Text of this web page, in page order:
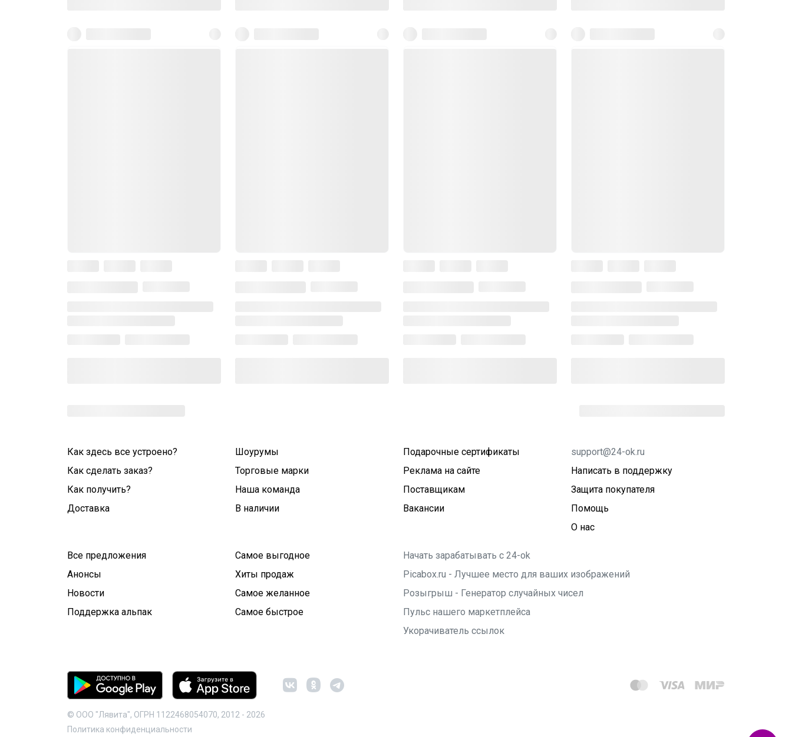
Как здесь все устроено?
Как сделать заказ?
Как получить?
Доставка
Шоурумы
Торговые марки
Наша команда
В наличии
Подарочные сертификаты
Реклама на сайте
Поставщикам
Вакансии
support@24-ok.ru
Написать в поддержку
Защита покупателя
Помощь
О нас
Все предложения
Анонсы
Новости
Поддержка альпак
Самое выгодное
Хиты продаж
Самое желанное
Самое быстрое
Начать зарабатывать с 24-ok
Picabox.ru - Лучшее место для ваших изображений
Розыгрыш - Генератор случайных чисел
Пульс нашего маркетплейса
Укорачиватель ссылок
© ООО "Лявита", ОГРН 1122468054070, 2012 - 2026
Политика конфиденциальности